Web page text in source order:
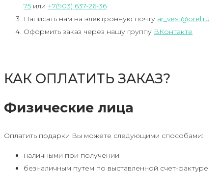
75 или +7(903) 637-26-36
Написать нам на электронную почту ar_vest@orel.ru
Оформить заказ через нашу группу ВКонтакте
КАК ОПЛАТИТЬ ЗАКАЗ?
Физические лица
Оплатить подарки Вы можете следующими способами:
наличными при получении
безналичным путем по выставленной счет-фактуре